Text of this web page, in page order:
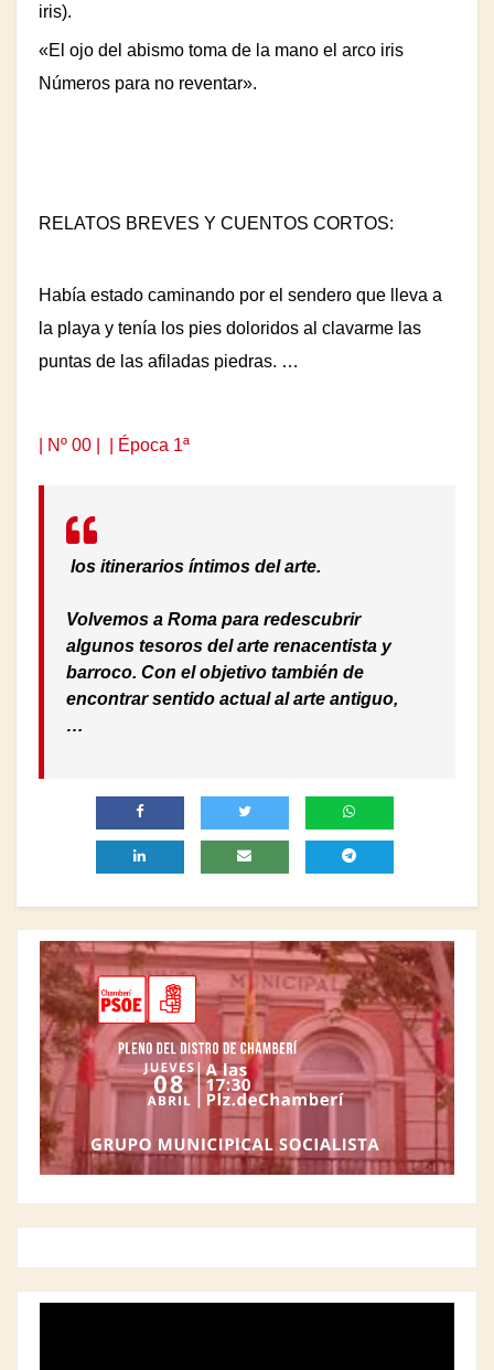
iris).
«El ojo del abismo toma de la mano el arco iris
Números para no reventar».
RELATOS BREVES Y CUENTOS CORTOS:
Había estado caminando por el sendero que lleva a
la playa y tenía los pies doloridos al clavarme las
puntas de las afiladas piedras. …
| Nº 00 | | Época 1ª
los itinerarios íntimos del arte.
Volvemos a Roma para redescubrir
algunos tesoros del arte renacentista y
barroco. Con el objetivo también de
encontrar sentido actual al arte antiguo,
…